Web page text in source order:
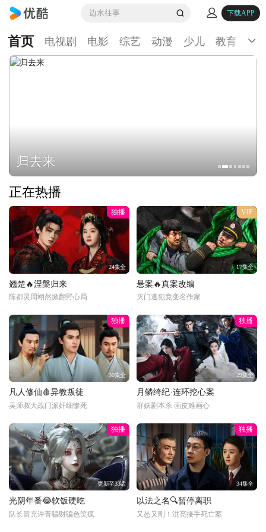
边水往事 下载APP
首页 电视剧 电影 综艺 动漫 少儿 教育 生
归去来
正在热播
独播
24集全
翘楚🔥涅槃归来
陈都灵周翊然掀翻野心局
VIP
17集全
悬案🔥真案改编
灭门逃犯竟变名作家
独播
30集全
凡人修仙🩸异教叛徒
吴师叔大战门派奸细惨死
独播
29集全
月鳞绮纪·连环挖心案
群妖剧本杀 画皮难画心
独播
更新至33话
光阴年番😂软饭硬吃
队长冒充许青骗财骗色笑疯
独播
34集全
以法之名🔍暂停离职
又怂又刚！洪亮接手死亡案